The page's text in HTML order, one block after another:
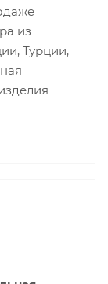
из
Турции,